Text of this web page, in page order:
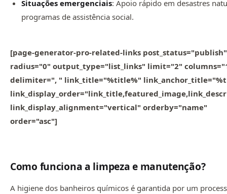
Situações emergenciais: Apoio rápido em desastres
programas de assistência social.
[page-generator-pro-related-links post_status="publish"
radius="0" output_type="list_links" limit="2"
delimiter=", " link_title="%title%"
link_display_alignment="vertical" orderby="name"
order="asc"]
Como funciona a limpeza e manutenção?
A higiene dos banheiros químicos é garantida por um